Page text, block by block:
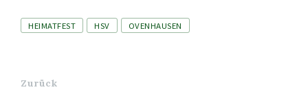
Tags
HEIMATFEST HSV OVENHAUSEN
Zurück